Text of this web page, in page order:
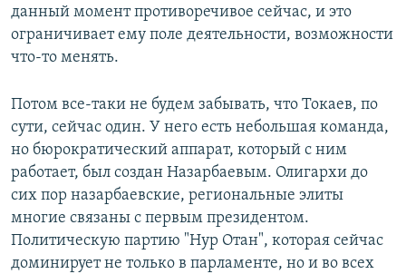
данный момент противоречивое сейчас, и это
ограничивает ему поле деятельности, возможности
что-то менять.
Потом все-таки не будем забывать, что Токаев, по
сути, сейчас один. У него есть небольшая команда,
но бюрократический аппарат, который с ним
работает, был создан Назарбаевым. Олигархи до
сих пор назарбаевские, региональные элиты
многие связаны с первым президентом.
Политическую партию "Нур Отан", которая сейчас
доминирует не только в парламенте, но и во всех